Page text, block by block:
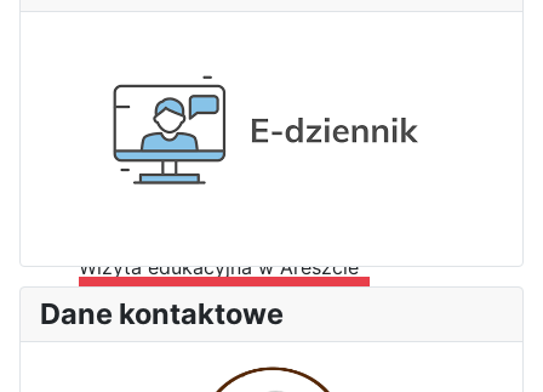
Wizyta edukacyjna w Areszcie
Dane kontaktowe